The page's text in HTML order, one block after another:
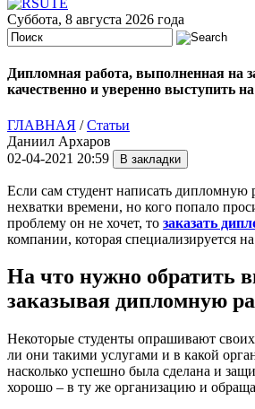
Суббота, 8 августа 2026 года
Дипломная работа, выполненная на
качественно и уверенно выступить
ГЛАВНАЯ /Статьи
Даниил Архаров
02-04-2021 20:59
Если сам студент написать дипломную
нехватки времени, но кого попало
проблему он не хочет, то заказать
компании, которая специализируется
На что нужно обратить
заказывая дипломную
Некоторые студенты опрашивают своих
ли они такими услугами и в какой
насколько успешно была сделана и
хорошо – в ту же организацию и